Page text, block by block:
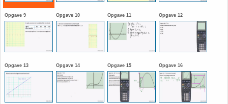
Opgave 9 Opgave 10 Opgave 11 Opgave 12
Opgave 13 Opgave 14 Opgave 15 Opgave 16
HAVO 5B - Hoofdstuk 9 - Exponentiële verbanden
HAVO 5B - Hoofdstuk 10 - Meetkundige
berekeningen
VWO
16. Logaritmen
18. Matrices
19. Omtrek cirkel